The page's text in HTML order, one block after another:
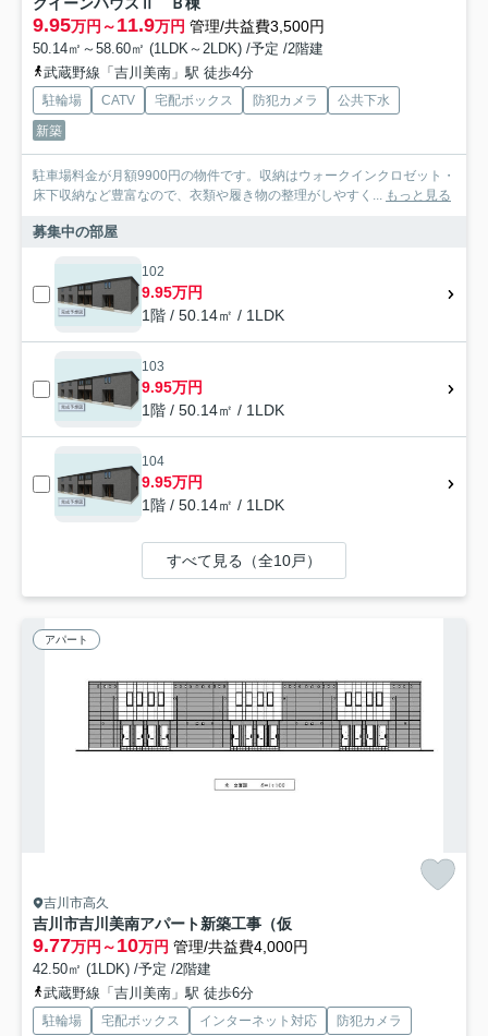
クイーンハウスⅡ Ｂ棟
9.95万円～11.9万円 管理/共益費3,500円
50.14㎡～58.60㎡ (1LDK～2LDK) /予定 /2階建
武蔵野線「吉川美南」駅 徒歩4分
駐輪場 CATV 宅配ボックス 防犯カメラ
公共下水
新築
駐車場料金が月額9900円の物件です。収納はウォークインクロゼット・
床下収納など豊富なので、衣類や履き物の整理がしやすく... もっと見る
募集中の部屋
102
9.95万円
1階 / 50.14㎡ / 1LDK
103
9.95万円
1階 / 50.14㎡ / 1LDK
104
9.95万円
1階 / 50.14㎡ / 1LDK
すべて見る（全10戸）
アパート
吉川市高久
吉川市吉川美南アパート新築工事（仮
9.77万円～10万円 管理/共益費4,000円
42.50㎡ (1LDK) /予定 /2階建
武蔵野線「吉川美南」駅 徒歩6分
駐輪場 宅配ボックス インターネット対応
防犯カメラ